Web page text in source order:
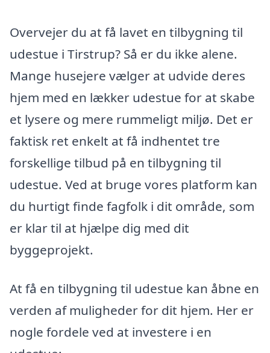
Overvejer du at få lavet en tilbygning til
udestue i Tirstrup? Så er du ikke alene.
Mange husejere vælger at udvide deres
hjem med en lækker udestue for at skabe
et lysere og mere rummeligt miljø. Det er
faktisk ret enkelt at få indhentet tre
forskellige tilbud på en tilbygning til
udestue. Ved at bruge vores platform kan
du hurtigt finde fagfolk i dit område, som
er klar til at hjælpe dig med dit
byggeprojekt.
At få en tilbygning til udestue kan åbne en
verden af muligheder for dit hjem. Her er
nogle fordele ved at investere i en